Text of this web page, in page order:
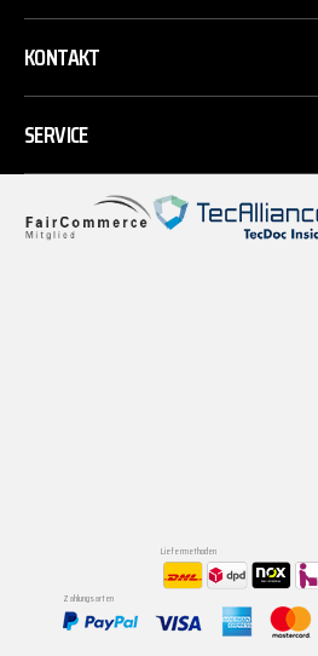
KONTAKT
SERVICE
Liefermethoden
Zahlungsarten